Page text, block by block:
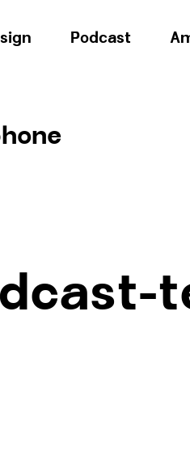
Podcast